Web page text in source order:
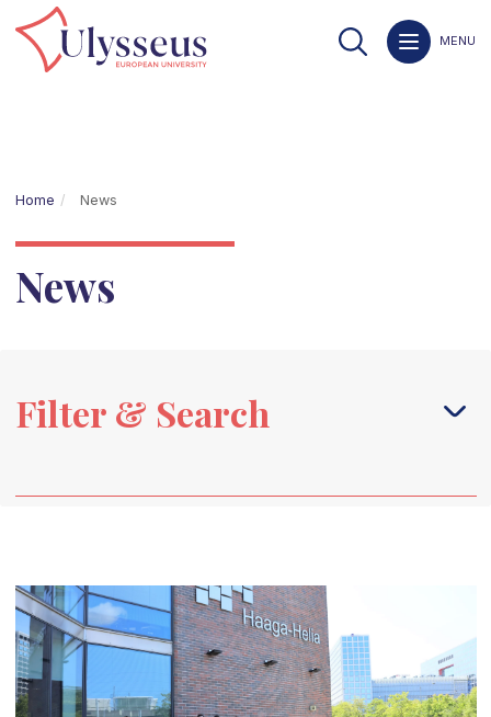
MENU
Home News
News
Filter & Search